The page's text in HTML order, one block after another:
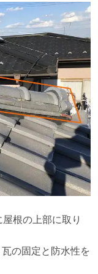
根の上部に取り
の固定と防水性を